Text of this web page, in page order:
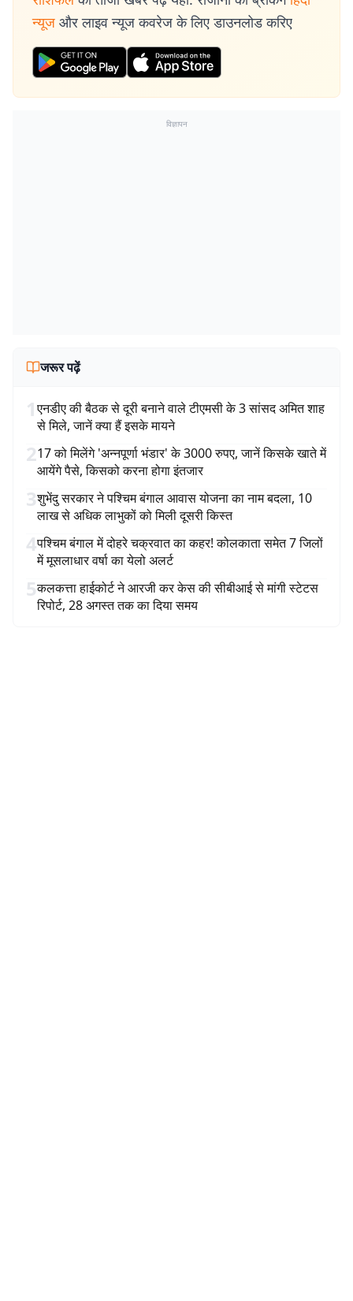
न्यूज और लाइव न्यूज कवरेज के लिए डाउनलोड करिए
विज्ञापन
जरूर पढ़ें
1एनडीए की बैठक से दूरी बनाने वाले टीएमसी के 3 सांसद अमित शाह
से मिले, जानें क्या हैं इसके मायने
217 को मिलेंगे 'अन्नपूर्णा भंडार' के 3000 रुपए, जानें किसके खाते में
आयेंगे पैसे, किसको करना होगा इंतजार
3शुभेंदु सरकार ने पश्चिम बंगाल आवास योजना का नाम बदला, 10
लाख से अधिक लाभुकों को मिली दूसरी किस्त
4पश्चिम बंगाल में दोहरे चक्रवात का कहर! कोलकाता समेत 7 जिलों
में मूसलाधार वर्षा का येलो अलर्ट
5कलकत्ता हाईकोर्ट ने आरजी कर केस की सीबीआई से मांगी स्टेटस
रिपोर्ट, 28 अगस्त तक का दिया समय